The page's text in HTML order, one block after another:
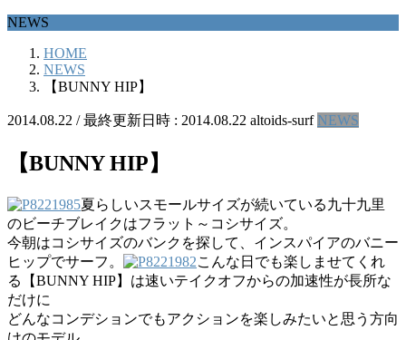
NEWS
HOME
NEWS
【BUNNY HIP】
2014.08.22 / 最終更新日時 : 2014.08.22 altoids-surf NEWS
【BUNNY HIP】
夏らしいスモールサイズが続いている九十九里
のビーチブレイクはフラット～コシサイズ。
今朝はコシサイズのバンクを探して、インスパイアのバニー
ヒップでサーフ。
こんな日でも楽しませてくれ
る【BUNNY HIP】は速いテイクオフからの加速性が長所な
だけに
どんなコンデションでもアクションを楽しみたいと思う方向